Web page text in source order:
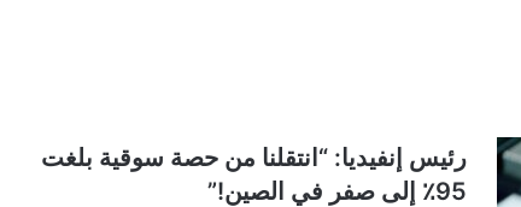
رئيس إنفيديا: “انتقلنا من حصة سوقية بلغت
95٪ إلى صفر في الصين!”